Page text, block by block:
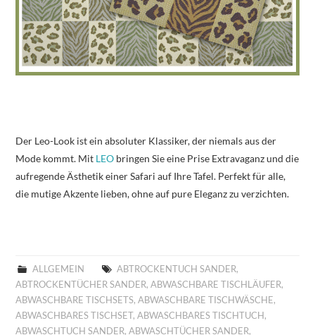
Der Leo-Look ist ein absoluter Klassiker, der niemals aus der
Mode kommt. Mit LEO bringen Sie eine Prise Extravaganz und die
aufregende Ästhetik einer Safari auf Ihre Tafel. Perfekt für alle,
die mutige Akzente lieben, ohne auf pure Eleganz zu verzichten.
ALLGEMEIN ABTROCKENTUCH SANDER,
ABTROCKENTÜCHER SANDER,ABWASCHBARE TISCHLÄUFER,
ABWASCHBARE TISCHSETS,ABWASCHBARE TISCHWÄSCHE,
ABWASCHBARES TISCHSET,ABWASCHBARES TISCHTUCH,
ABWASCHTUCH SANDER,ABWASCHTÜCHER SANDER,